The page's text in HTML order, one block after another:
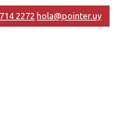
2272 hola@pointer.uy